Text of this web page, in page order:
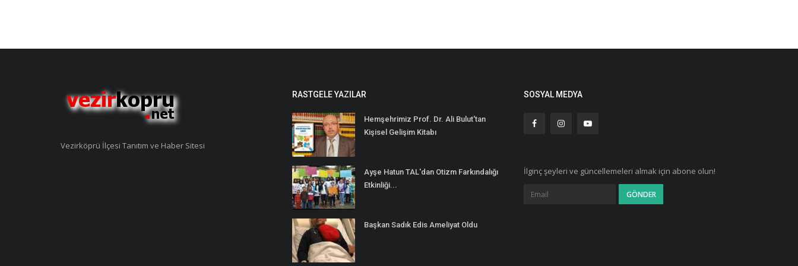
Vezirköprü İlçesi Tanıtım ve Haber Sitesi
RASTGELE YAZILAR
Hemşehrimiz Prof. Dr. Ali Bulut'tan
Kişisel Gelişim Kitabı
Ayşe Hatun TAL'dan Otizm Farkındalığı
Etkinliği...
Başkan Sadık Edis Ameliyat Oldu
SOSYAL MEDYA
İlginç şeyleri ve güncellemeleri almak için abone olun!